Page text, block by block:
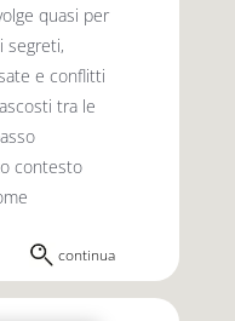
quasi per
segreti,
e conflitti
tra le
conte­sto
continua